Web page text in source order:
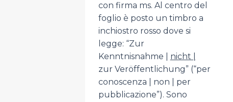
con firma ms. Al centro del
foglio è posto un timbro a
inchiostro rosso dove si
legge: “Zur
Kenntnisnahme | nicht |
zur Veröffentlichung” (“per
conoscenza | non | per
pubblicazione”). Sono